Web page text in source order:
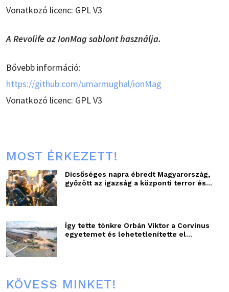
Vonatkozó licenc: GPL V3
A Revolife az IonMag sablont használja.
Bővebb információ:
https://github.com/umarmughal/ionMag
Vonatkozó licenc: GPL V3
MOST ÉRKEZETT!
Dicsőséges napra ébredt Magyarország,
győzött az igazság a központi terror és...
Így tette tönkre Orbán Viktor a Corvinus
egyetemet és lehetetlenítette el...
KÖVESS MINKET!